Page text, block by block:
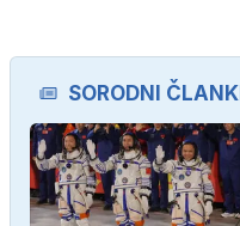
SORODNI ČLANKI